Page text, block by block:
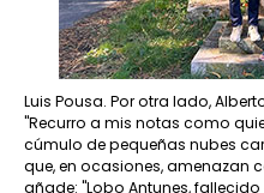
Luis Pousa. Por otra lado,
"Recurro a mis notas como
cúmulo de pequeñas nubes
que, en ocasiones, amenazan
añade: "Lobo Antunes,